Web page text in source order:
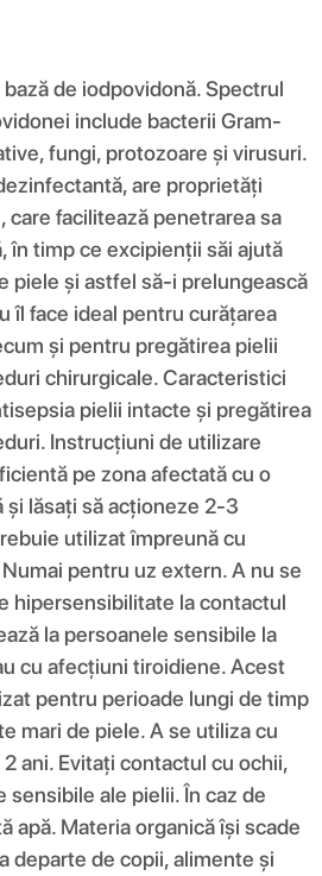
de iodpovidonă. Spectrul
include bacterii Gram-
fungi, protozoare și virusuri.
are proprietăți
facilitează penetrarea sa
în timp ce excipienții săi ajută
piele și astfel să-i prelungească
îl face ideal pentru curățarea
și pentru pregătirea pielii
chirurgicale. Caracteristici
pielii intacte și pregătirea
Instrucțiuni de utilizare
pe zona afectată cu o
lăsați să acționeze 2-3
utilizat împreună cu
pentru uz extern. A nu se
hipersensibilitate la contactul
la persoanele sensibile la
cu afecțiuni tiroidiene. Acest
pentru perioade lungi de timp
mari de piele. A se utiliza cu
ani. Evitați contactul cu ochii,
sensibile ale pielii. În caz de
apă. Materia organică își scade
departe de copii, alimente și